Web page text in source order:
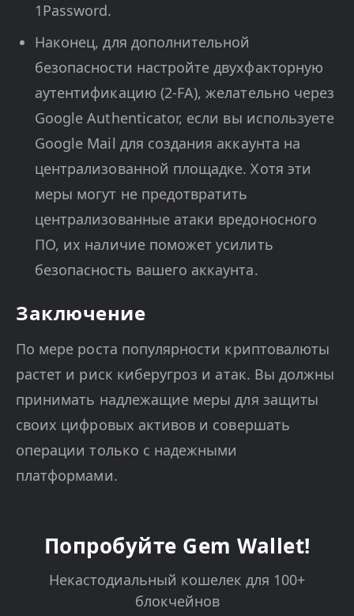
1Password.
Наконец, для дополнительной
безопасности настройте двухфакторную
аутентификацию (2-FA), желательно через
Google Authenticator, если вы используете
Google Mail для создания аккаунта на
централизованной площадке. Хотя эти
меры могут не предотвратить
централизованные атаки вредоносного
ПО, их наличие поможет усилить
безопасность вашего аккаунта.
Заключение
По мере роста популярности криптовалюты
растет и риск киберугроз и атак. Вы должны
принимать надлежащие меры для защиты
своих цифровых активов и совершать
операции только с надежными
платформами.
Попробуйте Gem Wallet!
Некастодиальный кошелек для 100+
блокчейнов